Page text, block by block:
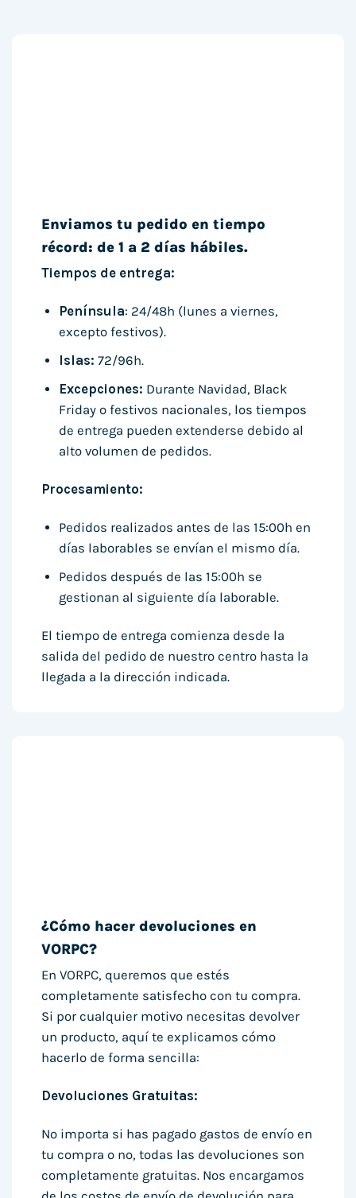
Enviamos tu pedido en tiempo
récord: de 1 a 2 días hábiles.
Tiempos de entrega:
Península: 24/48h (lunes a viernes,
excepto festivos).
Islas: 72/96h.
Excepciones: Durante Navidad, Black
Friday o festivos nacionales, los tiempos
de entrega pueden extenderse debido al
alto volumen de pedidos.
Procesamiento:
Pedidos realizados antes de las 15:00h en
días laborables se envían el mismo día.
Pedidos después de las 15:00h se
gestionan al siguiente día laborable.
El tiempo de entrega comienza desde la
salida del pedido de nuestro centro hasta la
llegada a la dirección indicada.
¿Cómo hacer devoluciones en
VORPC?
En VORPC, queremos que estés
completamente satisfecho con tu compra.
Si por cualquier motivo necesitas devolver
un producto, aquí te explicamos cómo
hacerlo de forma sencilla:
Devoluciones Gratuitas:
No importa si has pagado gastos de envío en
tu compra o no, todas las devoluciones son
completamente gratuitas. Nos encargamos